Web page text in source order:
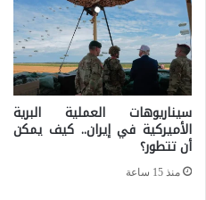
ز
و
ي
ل
ا
و
ن
ك
ي
ف
ي
م
ج
ا
سيناريوهات العملية البرية
الأميركية في إيران.. كيف يمكن
أن تتطور؟
منذ 15 ساعة